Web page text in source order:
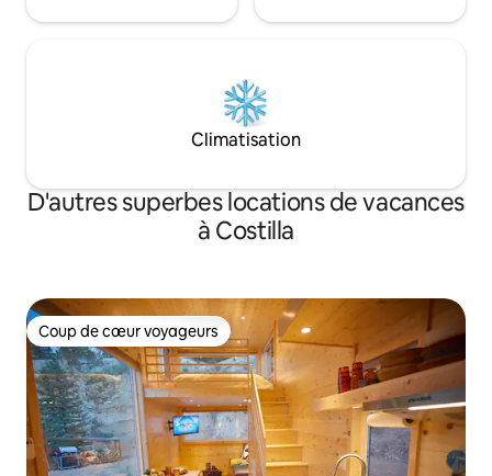
Climatisation
D'autres superbes locations de vacances
à Costilla
Coup de cœur voyageurs
Coup de cœur voyageurs